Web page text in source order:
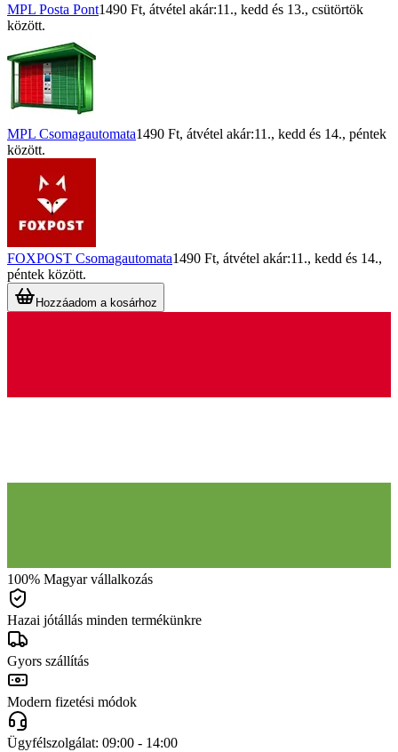
MPL Posta Pont1490 Ft, átvétel akár:11., kedd és 13., csütörtök
között.
MPL Csomagautomata1490 Ft, átvétel akár:11., kedd és 14., péntek
között.
FOXPOST Csomagautomata1490 Ft, átvétel akár:11., kedd és 14.,
péntek között.
Hozzáadom a kosárhoz
100% Magyar vállalkozás
Hazai jótállás minden termékünkre
Gyors szállítás
Modern fizetési módok
Ügyfélszolgálat: 09:00 - 14:00